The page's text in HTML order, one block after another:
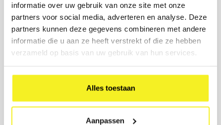
informatie over uw gebruik van onze site met onze
partners voor social media, adverteren en analyse. Deze
partners kunnen deze gegevens combineren met andere
informatie die u aan ze heeft verstrekt of die ze hebben
verzameld op basis van uw gebruik van hun services.
Alles toestaan
Aanpassen
BEDRIJFSNAAM